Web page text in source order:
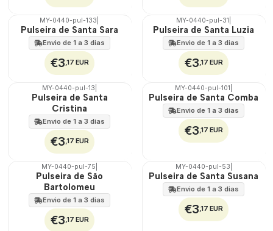
🇵🇹
100%
MY-0440-pul-133
Pulseira de Santa Sara
Envio de 1 a 3 dias
€3,17 EUR
🇵🇹
100%
MY-0440-pul-31
Pulseira de Santa Luzia
Envio de 1 a 3 dias
€3,17 EUR
🇵🇹
MY-0440-pul-13
Pulseira de Santa
Cristina
Envio de 1 a 3 dias
€3,17 EUR
🇵🇹
100%
MY-0440-pul-101
Pulseira de Santa Comba
Envio de 1 a 3 dias
€3,17 EUR
MY-0440-pul-75
Pulseira de São
Bartolomeu
Envio de 1 a 3 dias
€3,17 EUR
🇵🇹
100%
MY-0440-pul-53
Pulseira de Santa Susana
Envio de 1 a 3 dias
€3,17 EUR